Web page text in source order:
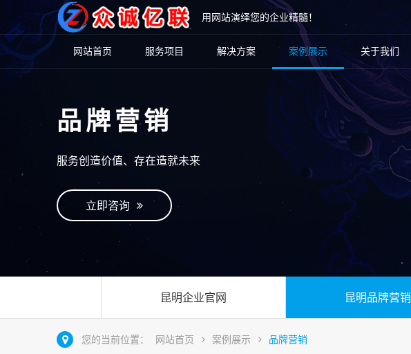
用网站演绎您的企业精髓！
网站首页 服务项目 解决方案 案例展示 关于我们
品牌营销
服务创造价值、存在造就未来
立即咨询
昆明企业官网 昆明品牌营销
您的当前位置： 网站首页 案例展示 品牌营销